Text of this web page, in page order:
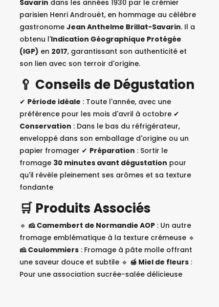
Savarin dans les années 1930 par le crémier
parisien Henri Androuët, en hommage au célèbre
gastronome Jean Anthelme Brillat-Savarin. Il a
obtenu l'Indication Géographique Protégée
(IGP) en 2017, garantissant son authenticité et
son lien avec son terroir d'origine.
🥄 Conseils de Dégustation
✔ Période idéale : Toute l'année, avec une
préférence pour les mois d'avril à octobre ✔
Conservation : Dans le bas du réfrigérateur,
enveloppé dans son emballage d'origine ou un
papier fromager ✔ Préparation : Sortir le
fromage 30 minutes avant dégustation pour
qu'il révèle pleinement ses arômes et sa texture
fondante
🛒 Produits Associés
🔹 🧀 Camembert de Normandie AOP : Un autre
fromage emblématique à la texture crémeuse 🔹
🧀 Coulommiers : Fromage à pâte molle offrant
une saveur douce et subtile 🔹 🍯 Miel de fleurs :
Pour une association sucrée-salée délicieuse